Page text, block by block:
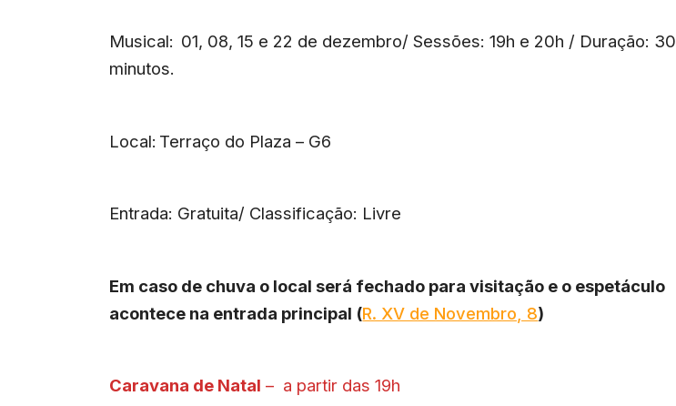
Musical: 01, 08, 15 e 22 de dezembro/ Sessões: 19h e 20h / Duração: 30
minutos.
Local: Terraço do Plaza – G6
Entrada: Gratuita/ Classificação: Livre
Em caso de chuva o local será fechado para visitação e o espetáculo
acontece na entrada principal (R. XV de Novembro, 8)
Caravana de Natal – a partir das 19h